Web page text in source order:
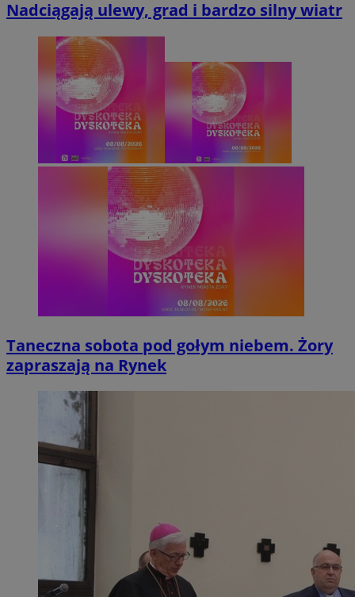
Nadciągają ulewy, grad i bardzo silny wiatr
Taneczna sobota pod gołym niebem. Żory
zapraszają na Rynek